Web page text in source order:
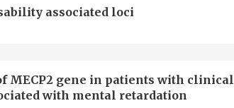
associated loci
MECP2 gene in patients with clinical
with mental retardation